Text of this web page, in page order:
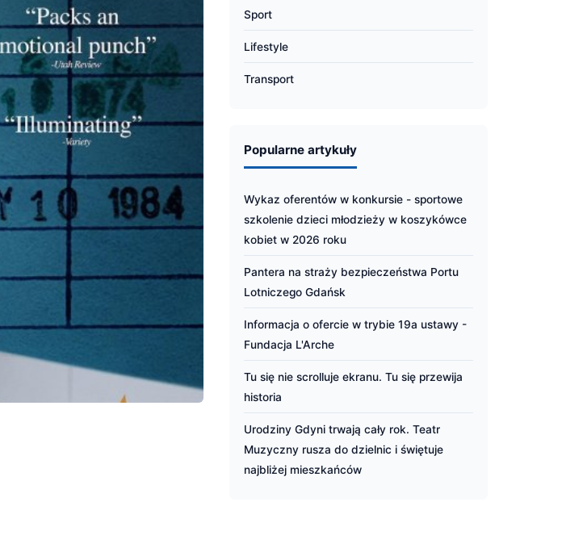
Sport
Lifestyle
Transport
Popularne artykuły
Wykaz oferentów w konkursie - sportowe
szkolenie dzieci młodzieży w koszykówce
kobiet w 2026 roku
Pantera na straży bezpieczeństwa Portu
Lotniczego Gdańsk
Informacja o ofercie w trybie 19a ustawy -
Fundacja L'Arche
Tu się nie scrolluje ekranu. Tu się przewija
historia
Urodziny Gdyni trwają cały rok. Teatr
Muzyczny rusza do dzielnic i świętuje
najbliżej mieszkańców